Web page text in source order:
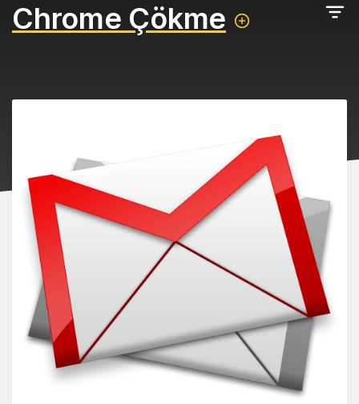
Chrome Çökme